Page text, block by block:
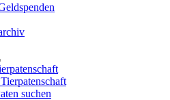
suchen